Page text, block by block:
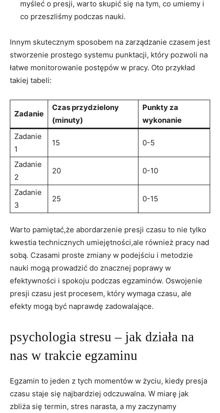
myśleć o presji, warto skupić się ⁢na tym, co ⁢umiemy i
co​ przeszliśmy podczas nauki.
Innym skutecznym sposobem na zarządzanie czasem⁣ jest
stworzenie prostego systemu⁤ punktacji, który pozwoli⁤ na
łatwe monitorowanie postępów w ⁣pracy. Oto przykład
takiej tabeli:
Zadanie
Czas ⁢przydzielony
(minuty)
Punkty za
wykonanie
Zadanie
⁤1
15 0-5
Zadanie
2
20 0-10
Zadanie
3
25 0-15
Warto pamiętać,że abordarzenie ⁣presji czasu to nie tylko
kwestia technicznych umiejętności,ale⁤ również pracy nad‌
sobą. Czasami proste ⁤zmiany w podejściu i metodzie
nauki mogą prowadzić do znacznej ‌poprawy w
efektywności i spokoju podczas ⁣egzaminów. Oswojenie
presji czasu jest procesem, który ⁢wymaga czasu,⁣ ale
efekty ⁤mogą być ‌naprawdę ‍zadowalające.
psychologia stresu​ – jak działa na
nas w trakcie egzaminu
Egzamin to jeden z tych momentów w życiu, kiedy presja
czasu staje się najbardziej odczuwalna. W‌ miarę jak
zbliża⁣ się termin, stres narasta, a my ⁢zaczynamy⁤